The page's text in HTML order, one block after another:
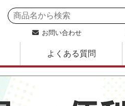
お問い合わせ
よくある質問